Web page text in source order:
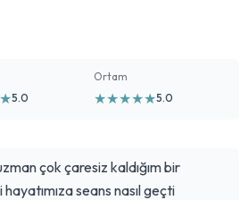
★5.0
Ortam
★★★★★5.0
seans nasıl geçti